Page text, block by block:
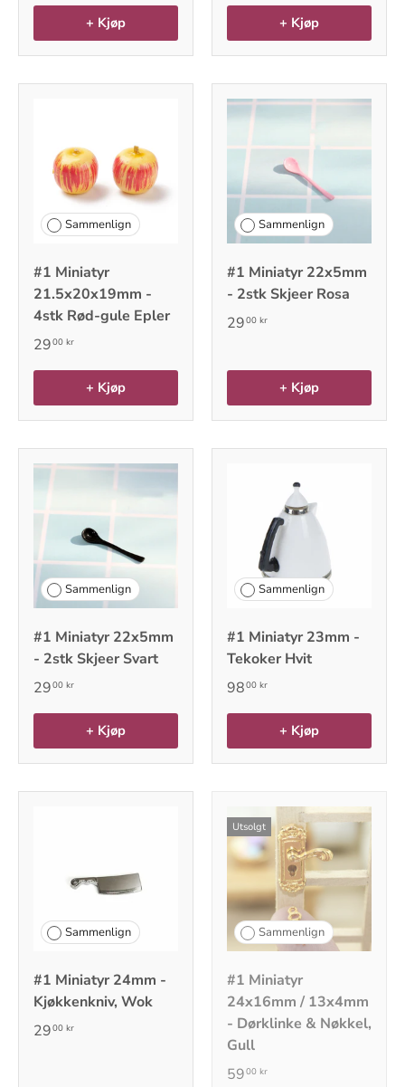
+ Kjøp + Kjøp
Sammenlign
#1 Miniatyr
21.5x20x19mm -
4stk Rød-gule Epler
2900 kr
+ Kjøp
Sammenlign
#1 Miniatyr 22x5mm
- 2stk Skjeer Rosa
2900 kr
+ Kjøp
Sammenlign
#1 Miniatyr 22x5mm
- 2stk Skjeer Svart
2900 kr
+ Kjøp
Sammenlign
#1 Miniatyr 23mm -
Tekoker Hvit
9800 kr
+ Kjøp
Sammenlign
#1 Miniatyr 24mm -
Kjøkkenkniv, Wok
2900 kr
Utsolgt
Sammenlign
#1 Miniatyr
24x16mm / 13x4mm
- Dørklinke & Nøkkel,
Gull
5900 kr